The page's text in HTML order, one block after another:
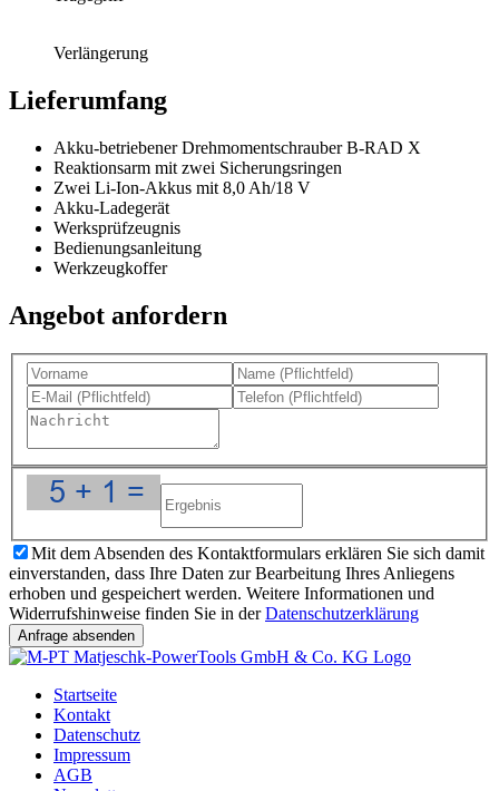
Verlängerung
Lieferumfang
Akku-betriebener Drehmomentschrauber B-RAD X
Reaktionsarm mit zwei Sicherungsringen
Zwei Li-Ion-Akkus mit 8,0 Ah/18 V
Akku-Ladegerät
Werksprüfzeugnis
Bedienungsanleitung
Werkzeugkoffer
Angebot anfordern
Mit dem Absenden des Kontaktformulars erklären Sie sich damit
einverstanden, dass Ihre Daten zur Bearbeitung Ihres Anliegens
erhoben und gespeichert werden. Weitere Informationen und
Widerrufshinweise finden Sie in derDatenschutzerklärung
Startseite
Kontakt
Datenschutz
Impressum
AGB